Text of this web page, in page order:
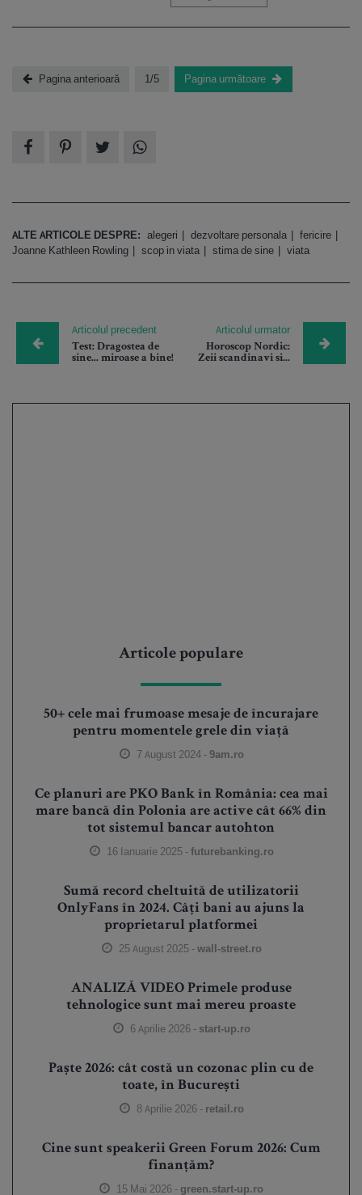
Pagina anterioară 1/5 Pagina următoare
ALTE ARTICOLE DESPRE: alegeri dezvoltare personala
fericire
Joanne Kathleen Rowling
scop in viata stima de sine viata
Articolul precedent
Test: Dragostea de
sine... miroase a bine!
Articolul urmator
Horoscop Nordic:
Zeii scandinavi si...
Articole populare
50+ cele mai frumoase mesaje de încurajare
pentru momentele grele din viață
7 August 2024 -9am.ro
Ce planuri are PKO Bank în România: cea mai
mare bancă din Polonia are active cât 66% din
tot sistemul bancar autohton
16 Ianuarie 2025 -futurebanking.ro
Sumă record cheltuită de utilizatorii
OnlyFans în 2024. Câți bani au ajuns la
proprietarul platformei
25 August 2025 -wall-street.ro
ANALIZĂ VIDEO Primele produse
tehnologice sunt mai mereu proaste
6 Aprilie 2026 - start-up.ro
Paște 2026: cât costă un cozonac plin cu de
toate, în București
8 Aprilie 2026 - retail.ro
Cine sunt speakerii Green Forum 2026: Cum
finanțăm?
15 Mai 2026 - green.start-up.ro